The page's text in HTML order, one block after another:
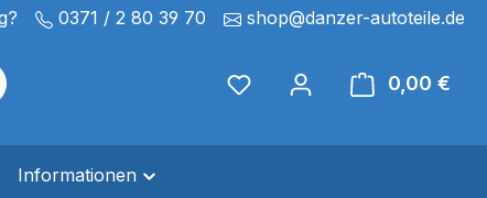
0371 / 2 80 39 70 shop@danzer-autoteile.de
0,00 €
Informationen